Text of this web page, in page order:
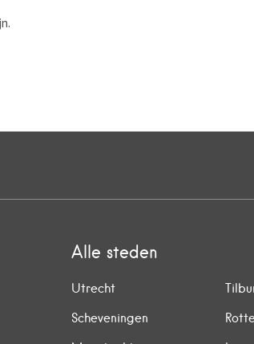
Alle steden
Utrecht
Scheveningen